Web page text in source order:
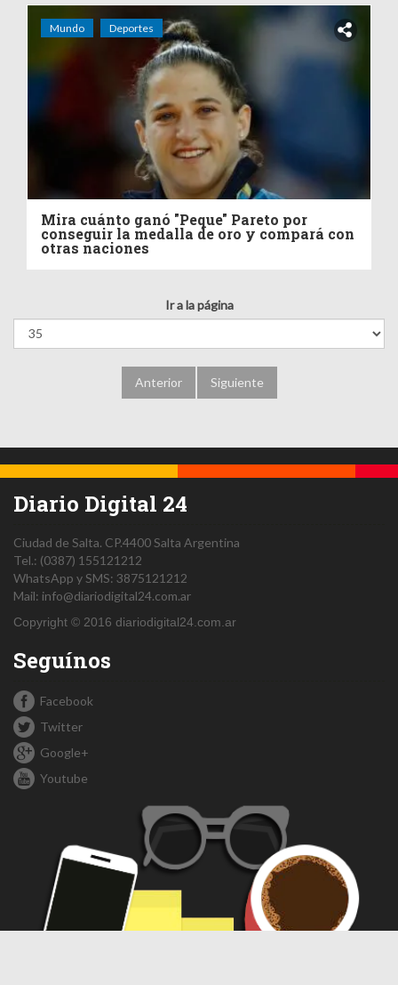
Mundo Deportes
Mira cuánto ganó "Peque" Pareto por
conseguir la medalla de oro y compará con
otras naciones
Ir a la página
Anterior Siguiente
Diario Digital 24
Ciudad de Salta. CP.4400Salta Argentina
Tel.: (0387) 155121212
WhatsApp y SMS: 3875121212
Mail: info@diariodigital24.com.ar
Copyright © 2016 diariodigital24.com.ar
Seguínos
Facebook
Twitter
Google+
Youtube